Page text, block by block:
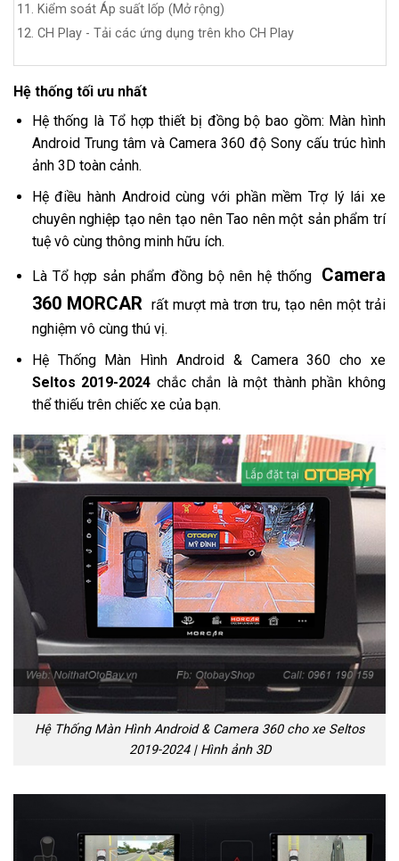
Kiểm soát Áp suất lốp (Mở rộng)
CH Play - Tải các ứng dụng trên kho CH Play
Hệ thống tối ưu nhất
Hệ thống là Tổ hợp thiết bị đồng bộ bao gồm: Màn hình
Android Trung tâm và Camera 360 độ Sony cấu trúc hình
ảnh 3D toàn cảnh.
Hệ điều hành Android cùng với phần mềm Trợ lý lái xe
chuyên nghiệp tạo nên tạo nên Tao nên một sản phẩm trí
tuệ vô cùng thông minh hữu ích.
Là Tổ hợp sản phẩm đồng bộ nên hệ thống
Camera
360 MORCAR rất mượt mà trơn tru, tạo nên một trải
nghiệm vô cùng thú vị.
Hệ Thống Màn Hình Android & Camera 360 cho xe
Seltos 2019-2024 chắc chắn là một thành phần không
thể thiếu trên chiếc xe của bạn.
Hệ Thống Màn Hình Android & Camera 360 cho xe Seltos
2019-2024 | Hình ảnh 3D